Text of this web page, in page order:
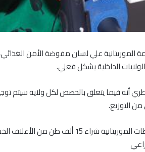
الموريتانية علي لسان مفوضة الأمن
الداخلية يشكل فعلي.
التوزيع.
وقررت السلطات الموريتانية شراء